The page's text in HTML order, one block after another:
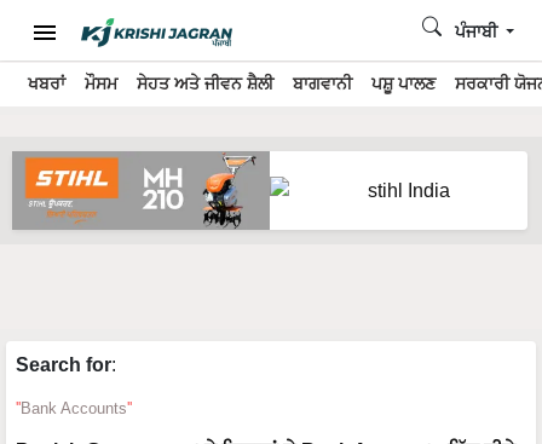
ਖਬਰਾਂ ਮੌਸਮ ਸੇਹਤ ਅਤੇ ਜੀਵਨ ਸ਼ੈਲੀ ਬਾਗਵਾਨੀ ਪਸ਼ੂ ਪਾਲਣ ਸਰਕਾਰੀ
ਪੰਜਾਬੀ
Search for:
Bank Accounts